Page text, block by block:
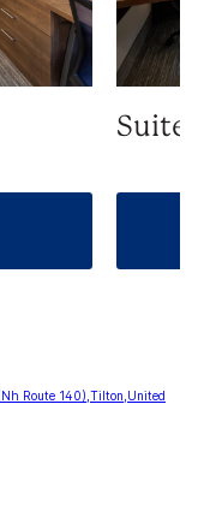
Suite